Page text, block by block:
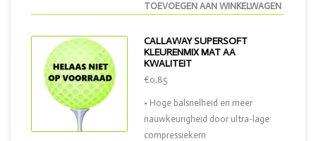
TOEVOEGEN AAN WINKELWAGEN
CALLAWAY SUPERSOFT
KLEURENMIX MAT AA
KWALITEIT
€0,85
• Hoge balsnelheid en meer
nauwkeurigheid door ultra-lage
compressiekern